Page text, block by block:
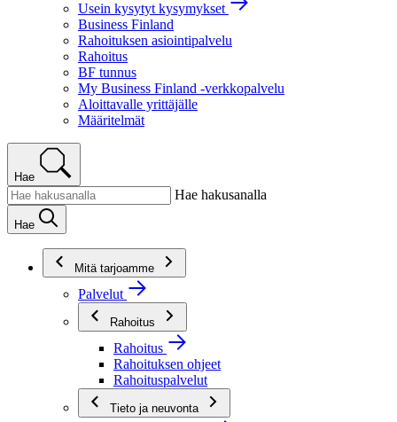
Usein kysytyt kysymykset
Business Finland
Rahoituksen asiointipalvelu
Rahoitus
BF tunnus
My Business Finland -verkkopalvelu
Aloittavalle yrittäjälle
Määritelmät
Hae
Hae hakusanalla
Hae
Mitä tarjoamme
Palvelut
Rahoitus
Rahoitus
Rahoituksen ohjeet
Rahoituspalvelut
Tieto ja neuvonta